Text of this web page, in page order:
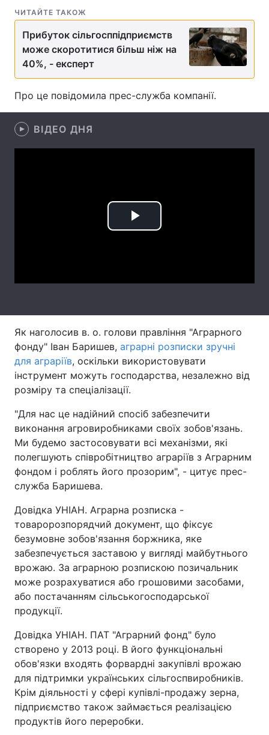
Економіка Світ
Спорт
Зброя Інциденти
Здоров'я
Контакти
Послуги
Тема оформлення
ЧИТАЙТЕ ТАКОЖ
Прибуток сільгосппідприємств
може скоротитися більш ніж на
40%, - експерт
Про це повідомила прес-служба компанії.
ВІДЕО ДНЯ
Play
Як наголосив в. о. голови правління "Аграрного
фонду" Іван Баришев, аграрні розписки зручні
для аграріїв, оскільки використовувати
інструмент можуть господарства, незалежно від
розміру та спеціалізації.
"Для нас це надійний спосіб забезпечити
виконання агровиробниками своїх зобов'язань.
Ми будемо застосовувати всі механізми, які
полегшують співробітництво аграріїв з Аграрним
фондом і роблять його прозорим", - цитує прес-
служба Баришева.
Довідка УНІАН. Аграрна розписка -
товаророзпорядчий документ, що фіксує
безумовне зобов'язання боржника, яке
забезпечується заставою у вигляді майбутнього
врожаю. За аграрною розпискою позичальник
може розрахуватися або грошовими засобами,
або постачанням сільськогосподарської
продукції.
Довідка УНІАН. ПАТ "Аграрний фонд" було
створено у 2013 році. В його функціональні
обов'язки входять форвардні закупівлі врожаю
для підтримки українських сільгоспвиробників.
Крім діяльності у сфері купівлі-продажу зерна,
підприємство також займається реалізацією
продуктів його переробки.